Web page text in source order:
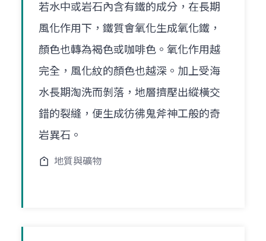
若水中或岩石內含有鐵的成分，在長期
風化作用下，鐵質會氧化生成氧化鐵，
顏色也轉為褐色或咖啡色。氧化作用越
完全，風化紋的顏色也越深。加上受海
水長期淘洗而剝落，地層擠壓出縱橫交
錯的裂縫，便生成彷彿鬼斧神工般的奇
岩異石。
地質與礦物